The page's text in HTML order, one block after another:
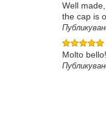
Well
the cap is
Molto bello!